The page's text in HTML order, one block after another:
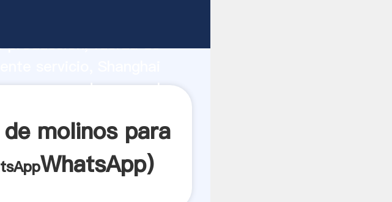
producción, fuerza de
proveedor crea el
molinos para
WhatsApp)